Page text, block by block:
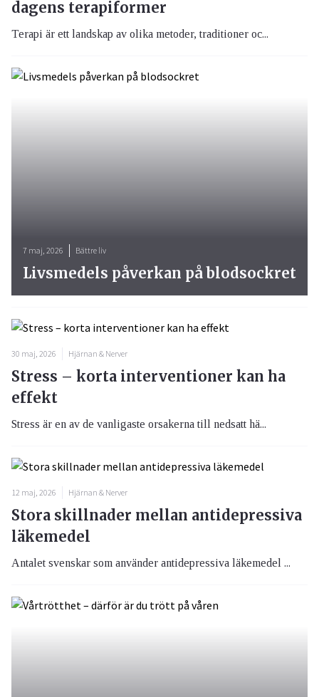
dagens terapiformer
Terapi är ett landskap av olika metoder, traditioner oc...
30 maj, 2026 Hjärnan & Nerver
Stress – korta interventioner kan ha
effekt
Stress är en av de vanligaste orsakerna till nedsatt hä...
12 maj, 2026 Hjärnan & Nerver
Stora skillnader mellan antidepressiva
läkemedel
Antalet svenskar som använder antidepressiva läkemedel ...
7 maj, 2026 Bättre liv
Livsmedels påverkan på blodsockret